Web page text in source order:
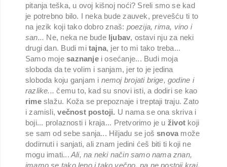
pitanja teška, u ovoj kišnoj noći? Sreli smo se kad
je potrebno bilo. I neka bude zauvek, prevešću ti to
na jezik koji tako dobro znaš: poezija, rima, vino i
san... Ne, neka ne bude ljubav, ostavi nju za neki
drugi dan. Budi mi tajna, jer to mi tako treba...
Samo mojesaznanje i osećanje... Budi moja
sloboda da te volim i sanjam, jer to je jedina
sloboda koju ganjam i nemoj brojati brige, godine i
razlike... čemu to, kad su snovi isti, a dodiri se kao
rimeslažu. Koža se prepoznaje i treptaji traju. Zato
i zamisli,večnost postoji. U nama se ona skriva i
boji... prolaznosti i kraja... Pretvorimo je u život koji
se sam od sebe sanja... Hiljadu se jošsnova može
dodirnuti i sanjati, ali znam jedini ćeš biti ti koji ne
mogu imati... Ali, na neki način samo nama znan,